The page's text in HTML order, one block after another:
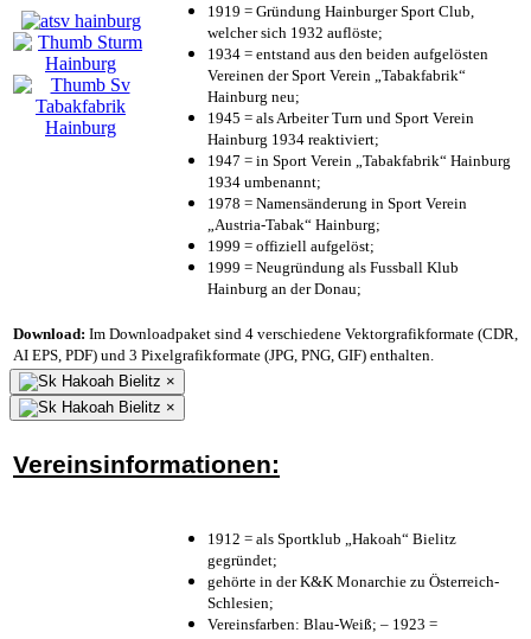
1919 = Gründung Hainburger Sport Club,
welcher sich 1932 auflöste;
1934 = entstand aus den beiden aufgelösten
Vereinen der Sport Verein „Tabakfabrik“
Hainburg neu;
1945 = als Arbeiter Turn und Sport Verein
Hainburg 1934 reaktiviert;
1947 = in Sport Verein „Tabakfabrik“ Hainburg
1934 umbenannt;
1978 = Namensänderung in Sport Verein
„Austria-Tabak“ Hainburg;
1999 = offiziell aufgelöst;
1999 = Neugründung als Fussball Klub
Hainburg an der Donau;
Download: Im Downloadpaket sind 4 verschiedene Vektorgrafikformate (CDR,
AI EPS, PDF) und 3 Pixelgrafikformate (JPG, PNG, GIF) enthalten.
×
×
Vereinsinformationen:
1912 = als Sportklub „Hakoah“ Bielitz
gegründet;
gehörte in der K&K Monarchie zu Österreich-
Schlesien;
Vereinsfarben: Blau-Weiß; – 1923 =